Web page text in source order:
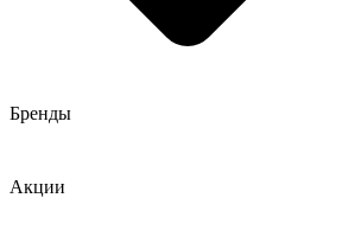
Бренды
Акции